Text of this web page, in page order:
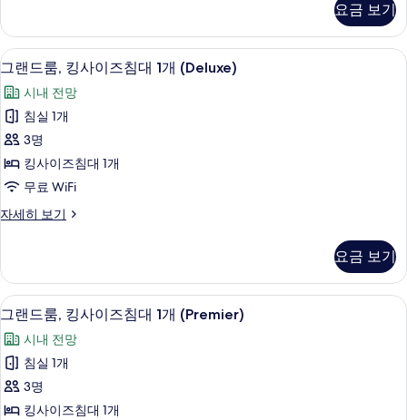
1
개
(Superior)
사
진
모
두
보
기
킹
사
이
침
대
개
(Superior)
자
세
히
요금 보기
그
랜
드
룸,
킹
사
즈
대
개
(Deluxe)
사
진
모
그랜드룸, 킹사이즈침대 1개 (Deluxe)
3
그랜드룸, 킹사이즈침대 1개 (Deluxe)
시내 전망
침실 1개
3명
킹사이즈침대 1개
무료 WiFi
자세히 보기
그
킹
사
이
침
대
개
(Deluxe)
요금 보기
그
랜
드
룸,
킹
그랜드룸, 킹사이즈침대 1개 (Premier)
3
그랜드룸, 킹사이즈침대 1개 (Premier)
시내 전망
침실 1개
3명
킹사이즈침대 1개